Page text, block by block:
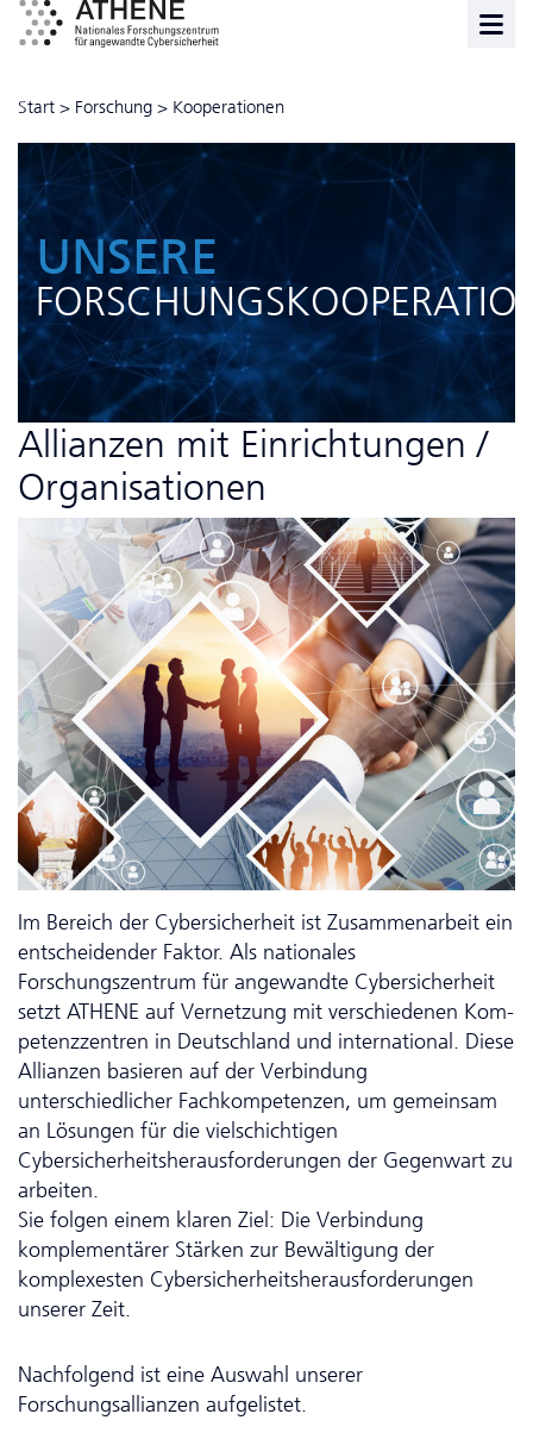
Start > Forschung > Kooperationen
UNSERE
Allianzen mit Einrichtungen /
Organisationen
Im Bereich der Cybersicherheit ist Zusam­men­arbeit ein
entscheidender Faktor. Als nationales
Forschungszentrum für angewandte Cybersicherheit
setzt ATHENE auf Vernetzung mit verschiedenen Kom­
pe­tenz­zen­tren in Deutschland und inter­national. Diese
Allianzen basieren auf der Verbindung
unterschiedlicher Fachkompetenzen, um gemeinsam
an Lösungen für die vielschichtigen
Cybersicherheitsherausforderungen der Gegenwart zu
arbeiten.
Sie folgen einem klaren Ziel: Die Verbindung
komplementärer Stärken zur Bewältigung der
komplexesten Cybersicherheitsherausforderungen
unserer Zeit.
Nachfolgend ist eine Auswahl unserer
Forschungsallianzen aufgelistet.